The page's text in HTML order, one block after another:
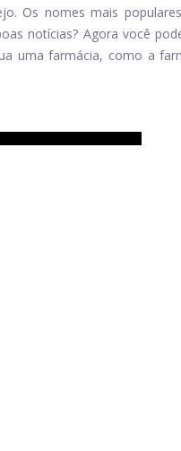
Os nomes mais
notícias? Agora você
uma farmácia, como a